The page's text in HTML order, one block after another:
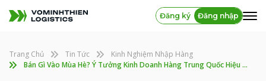
Đăng ký Đăng nhập
Trang Chủ Tin Tức
Kinh Nghiệm Nhập Hàng
Bán Gì Vào Mùa Hè? Ý Tưởng Kinh Doanh Hàng Trung Quốc Hiệu Quả